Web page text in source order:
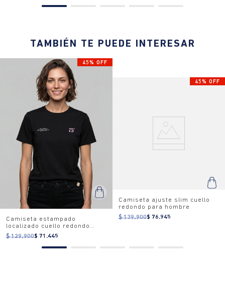
TAMBIÉN TE PUEDE INTERESAR
45% OFF
Camiseta estampado
localizado cuello redondo
para mujer
$ 129.900$ 71.445
45% OFF
Camiseta ajuste slim cuello
redondo para hombre
$ 139.900$ 76.945